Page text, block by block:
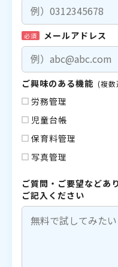
必須 メールアドレス
ご興味のある機能 (複数
労務管理
児童台帳
保育料管理
写真管理
ご質問・ご要望などあ
ご記入ください